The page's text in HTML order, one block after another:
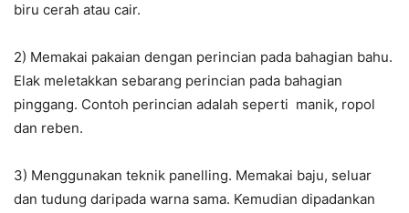
biru cerah atau cair.
2) Memakai pakaian dengan perincian pada bahagian bahu.
Elak meletakkan sebarang perincian pada bahagian
pinggang. Contoh perincian adalah seperti manik, ropol
dan reben.
3) Menggunakan teknik panelling. Memakai baju, seluar
dan tudung daripada warna sama. Kemudian dipadankan